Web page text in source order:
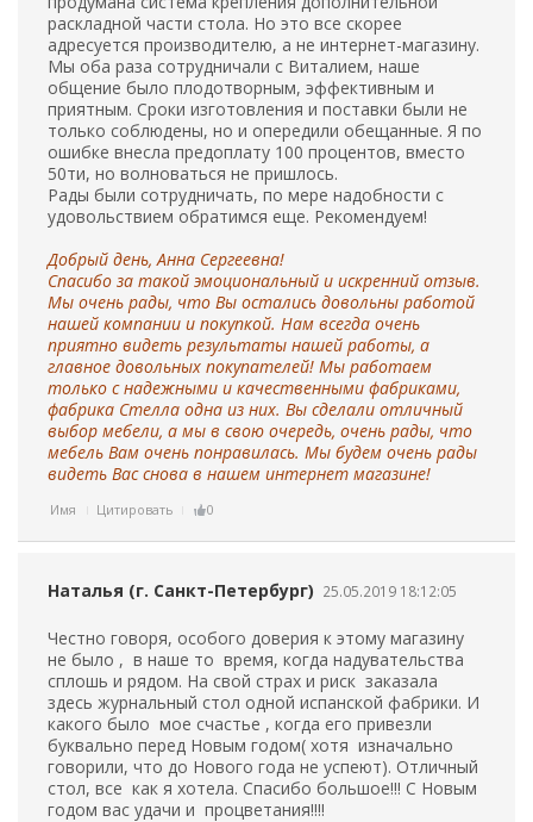
раскладной части стола. Но это все скорее
адресуется производителю, а не интернет-магазину.
Мы оба раза сотрудничали с Виталием, наше
общение было плодотворным, эффективным и
приятным. Сроки изготовления и поставки были не
только соблюдены, но и опередили обещанные. Я по
ошибке внесла предоплату 100 процентов, вместо
50ти, но волноваться не пришлось.
Рады были сотрудничать, по мере надобности с
удовольствием обратимся еще. Рекомендуем!
Добрый день, Анна Cергеевна!
Спасибо за такой эмоциональный и искренний отзыв.
Мы очень рады, что Вы остались довольны работой
нашей компании и покупкой. Нам всегда очень
приятно видеть результаты нашей работы, а
главное довольных покупателей! Мы работаем
только с надежными и качественными фабриками,
фабрика Стелла одна из них. Вы сделали отличный
выбор мебели, а мы в свою очередь, очень рады, что
мебель Вам очень понравилась. Мы будем очень рады
видеть Вас снова в нашем интернет магазине!
Имя Цитировать 0
Наталья (г. Санкт-Петербург) 25.05.2019 18:12:05
Честно говоря, особого доверия к этому магазину
не было , в наше то время, когда надувательства
сплошь и рядом. На свой страх и риск заказала
здесь журнальный стол одной испанской фабрики. И
какого было мое счастье , когда его привезли
буквально перед Новым годом( хотя изначально
говорили, что до Нового года не успеют). Отличный
стол, все как я хотела. Спасибо большое!!! С Новым
годом вас удачи и процветания!!!!